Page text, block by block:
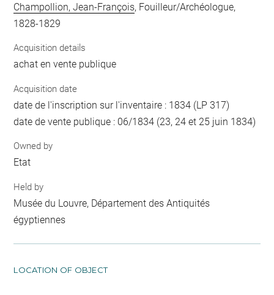
Champollion, Jean-François, Fouilleur/Archéologue,
1828-1829
Acquisition details
achat en vente publique
Acquisition date
date de l'inscription sur l'inventaire : 1834 (LP 317)
date de vente publique : 06/1834 (23, 24 et 25 juin 1834)
Owned by
Etat
Held by
Musée du Louvre, Département des Antiquités
égyptiennes
LOCATION OF OBJECT